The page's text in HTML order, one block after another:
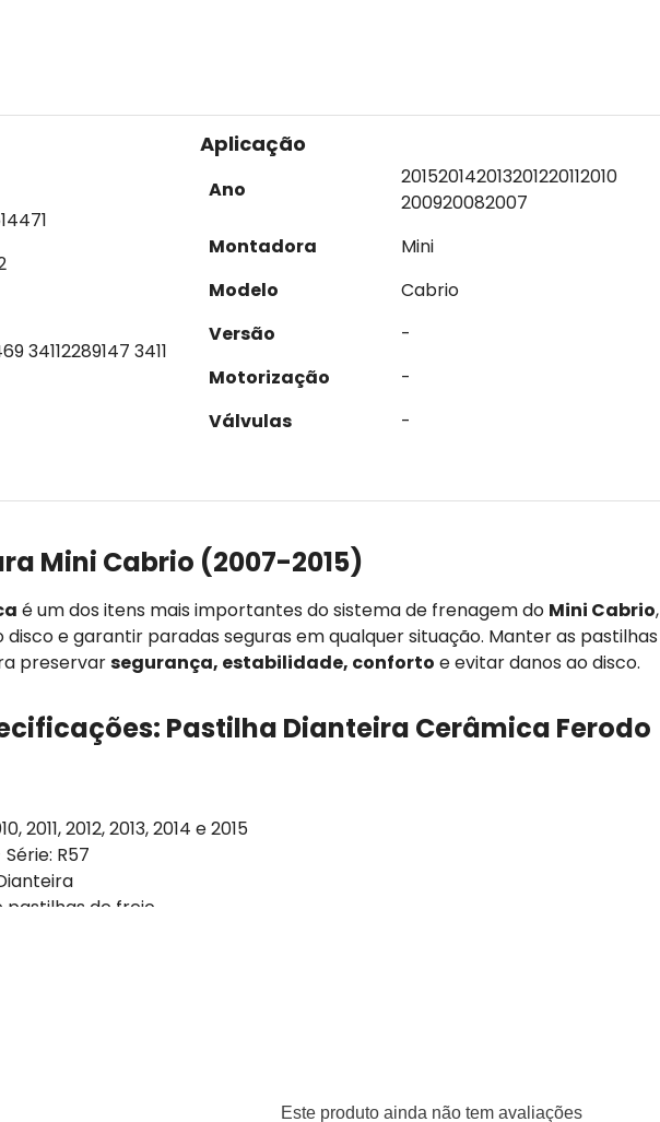
34112289147 3411
Aplicação
Ano
201520142013201220112010
200920082007
Montadora
Mini
Modelo
Cabrio
Versão
-
Motorização
-
Válvulas
-
Mini Cabrio (2007-2015)
é um dos itens mais importantes do sistema de frenagem do Mini Cabrio,
e garantir paradas seguras em qualquer situação. Manter as pastilhas
preservarsegurança, estabilidade, conforto e evitar danos ao disco.
Pastilha Dianteira Cerâmica Ferodo
2011, 2012, 2013, 2014 e 2015
Série: R57
pastilhas de freio
34116798469, 34112289147, 34112167235Este produto ainda não tem avaliações